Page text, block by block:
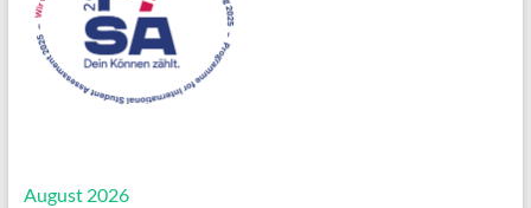
August 2026